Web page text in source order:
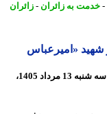
به زائران-
زائران
«امیرعباس
5 روز پیش - سه شنبه 13 مرداد 1405،